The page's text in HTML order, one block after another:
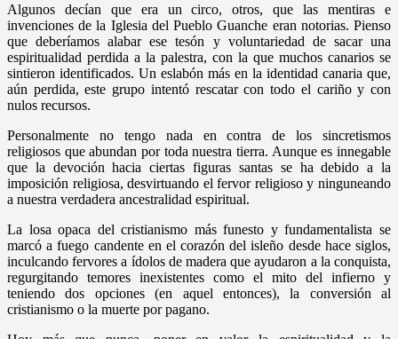
Algunos decían que era un circo, otros, que las mentiras e
invenciones de la Iglesia del Pueblo Guanche eran notorias. Pienso
que deberíamos alabar ese tesón y voluntariedad de sacar una
espiritualidad perdida a la palestra, con la que muchos canarios se
sintieron identificados. Un eslabón más en la identidad canaria que,
aún perdida, este grupo intentó rescatar con todo el cariño y con
nulos recursos.
Personalmente no tengo nada en contra de los sincretismos
religiosos que abundan por toda nuestra tierra. Aunque es innegable
que la devoción hacia ciertas figuras santas se ha debido a la
imposición religiosa, desvirtuando el fervor religioso y ninguneando
a nuestra verdadera ancestralidad espiritual.
La losa opaca del cristianismo más funesto y fundamentalista se
marcó a fuego candente en el corazón del isleño desde hace siglos,
inculcando fervores a ídolos de madera que ayudaron a la conquista,
regurgitando temores inexistentes como el mito del infierno y
teniendo dos opciones (en aquel entonces), la conversión al
cristianismo o la muerte por pagano.